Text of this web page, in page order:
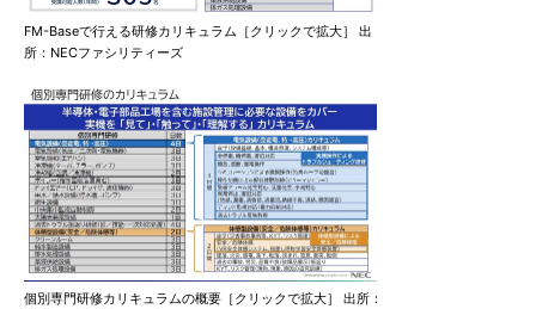
FM-Baseで行える研修カリキュラム［クリックで拡大］ 出
所：NECファシリティーズ
個別専門研修カリキュラムの概要［クリックで拡大］ 出所：